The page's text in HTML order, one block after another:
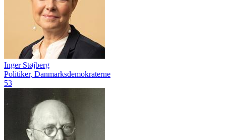
Inger Støjberg
Politiker, Danmarksdemokraterne
53